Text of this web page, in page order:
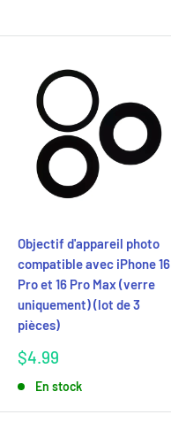
Objectif d'appareil photo
compatible avec iPhone 16
Pro et 16 Pro Max (verre
uniquement) (lot de 3
pièces)
Prix
$4.99
En stock